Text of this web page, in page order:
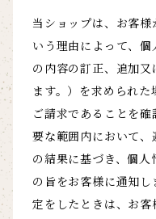
当ショップは、お客
いう理由によって、
の内容の訂正、追加
ます。）を求められ
ご請求であることを
要な範囲内において
の結果に基づき、個
の旨をお客様に通知
定をしたときは、お客